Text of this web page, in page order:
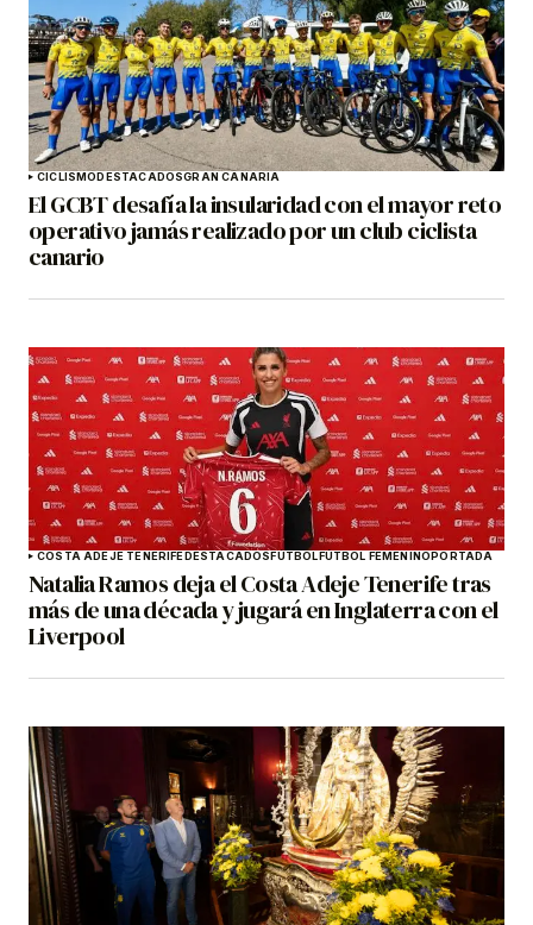
CICLISMODESTACADOSGRAN CANARIA
El GCBT desafía la insularidad con el mayor reto
operativo jamás realizado por un club ciclista
canario
COSTA ADEJE TENERIFEDESTACADOSFÚTBOLFÚTBOL FEMENINOPORTADA
Natalia Ramos deja el Costa Adeje Tenerife tras
más de una década y jugará en Inglaterra con el
Liverpool